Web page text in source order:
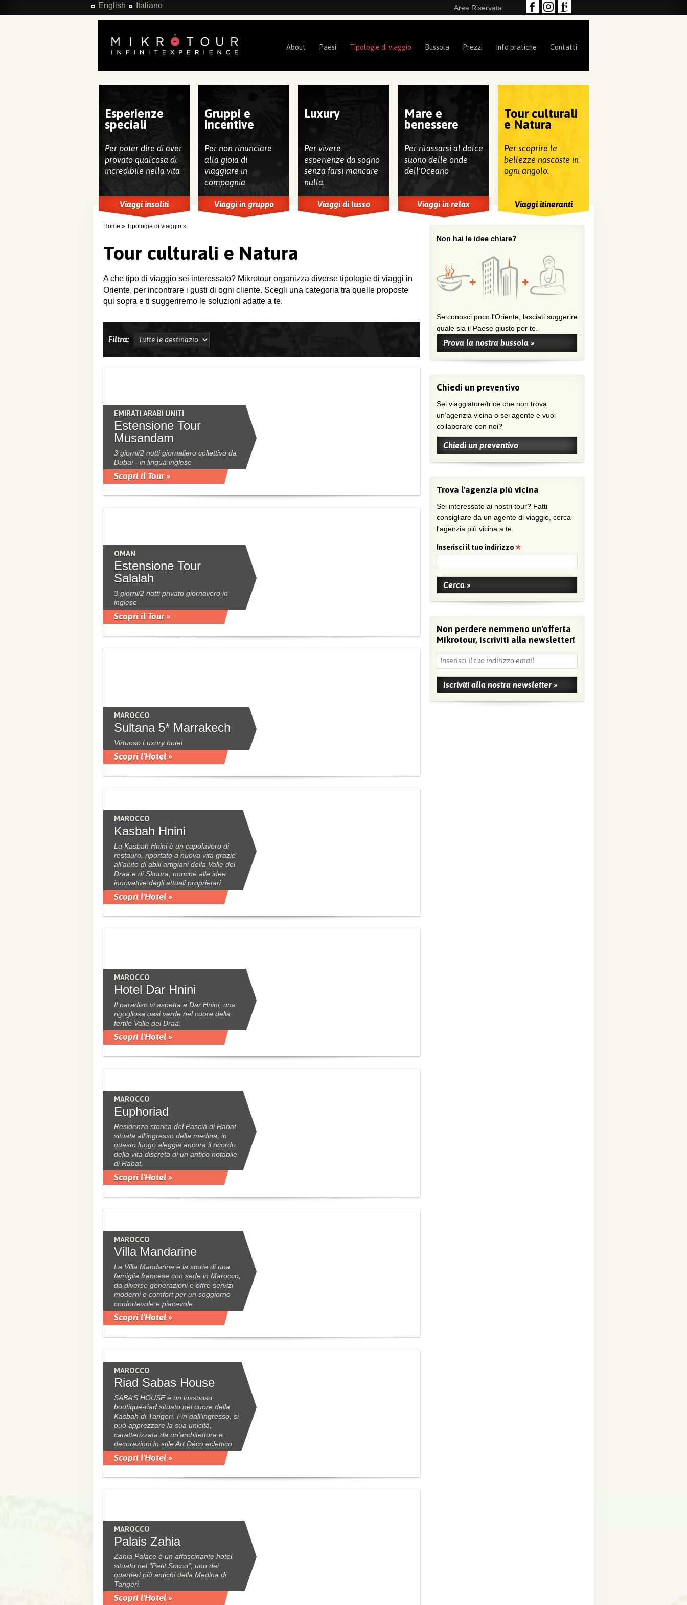
Salta al contenuto principale Area Riservata
English Italiano
About Paesi Tipologie di viaggio Bussola Prezzi Info pratiche Contatti
Home » Tipologie di viaggio »
Esperienze
speciali
Per poter dire di aver
provato qualcosa di
incredibile nella vita
Viaggi insoliti
Gruppi e
incentive
Per non rinunciare
alla gioia di
viaggiare in
compagnia
Viaggi in gruppo
Luxury
Per vivere
esperienze da sogno
senza farsi mancare
nulla.
Viaggi di lusso
Mare e
benessere
Per rilassarsi al dolce
suono delle onde
dell'Oceano
Viaggi in relax
Tour culturali
e Natura
Per scoprire le
bellezze nascoste in
ogni angolo.
Viaggi itineranti
Tour culturali e Natura
A che tipo di viaggio sei interessato? Mikrotour organizza diverse tipologie di viaggi in
Oriente, per incontrare i gusti di ogni cliente. Scegli una categoria tra quelle proposte
qui sopra e ti suggeriremo le soluzioni adatte a te.
Filtra:
EMIRATI ARABI UNITI
Estensione Tour
Musandam
3 giorni/2 notti giornaliero collettivo da
Dubai - in lingua inglese
Scopri il Tour »
OMAN
Estensione Tour
Salalah
3 giorni/2 notti privato giornaliero in
inglese
Scopri il Tour »
MAROCCO
Sultana 5* Marrakech
Virtuoso Luxury hotel
Scopri l'Hotel »
MAROCCO
Kasbah Hnini
La Kasbah Hnini è un capolavoro di
restauro, riportato a nuova vita grazie
all'aiuto di abili artigiani della Valle del
Draa e di Skoura, nonché alle idee
innovative degli attuali proprietari.
Scopri l'Hotel »
MAROCCO
Hotel Dar Hnini
Il paradiso vi aspetta a Dar Hnini, una
rigogliosa oasi verde nel cuore della
fertile Valle del Draa.
Scopri l'Hotel »
MAROCCO
Euphoriad
Residenza storica del Pascià di Rabat
situata all'ingresso della medina, in
questo luogo aleggia ancora il ricordo
della vita discreta di un antico notabile
di Rabat.
Scopri l'Hotel »
MAROCCO
Villa Mandarine
La Villa Mandarine è la storia di una
famiglia francese con sede in Marocco,
da diverse generazioni e offre servizi
moderni e comfort per un soggiorno
confortevole e piacevole.
Scopri l'Hotel »
MAROCCO
Riad Sabas House
SABA’S HOUSE è un lussuoso
boutique-riad situato nel cuore della
Kasbah di Tangeri. Fin dall'ingresso, si
può apprezzare la sua unicità,
caratterizzata da un'architettura e
decorazioni in stile Art Déco eclettico.
Scopri l'Hotel »
MAROCCO
Palais Zahia
Zahia Palace è un affascinante hotel
situato nel "Petit Socco", uno dei
quartieri più antichi della Medina di
Tangeri.
Scopri l'Hotel »
Non hai le idee chiare?
Se conosci poco l'Oriente, lasciati suggerire
quale sia il Paese giusto per te.
Prova la nostra bussola »
Chiedi un preventivo
Sei viaggiatore/trice che non trova
un’agenzia vicina o sei agente e vuoi
collaborare con noi?
Chiedi un preventivo
Trova l'agenzia più vicina
Sei interessato ai nostri tour? Fatti
consigliare da un agente di viaggio, cerca
l'agenzia più vicina a te.
Inserisci il tuo indirizzo
Non perdere nemmeno un'offerta
Mikrotour, iscriviti alla newsletter!